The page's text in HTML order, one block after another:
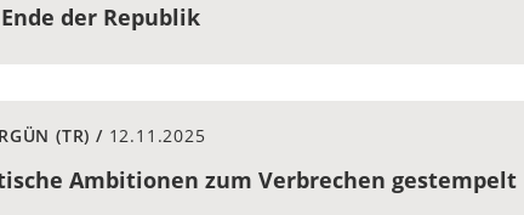
der Republik
(TR) / 12.11.2025
Ambitionen zum Verbrechen gestempelt